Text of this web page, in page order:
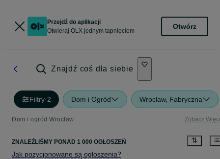
Przejdź do aplikacji
Otwieraj OLX jednym tapnięciem
Otwórz
Znajdź coś dla siebie
Filtry·2 Dom i Ogród Wrocław, Fabryczna
Dom i ogród Wrocław Zobacz
ZNALEŹLIŚMY PONAD 1 000 OGŁOSZEŃ
Jak pozycjonowane są ogłoszenia?